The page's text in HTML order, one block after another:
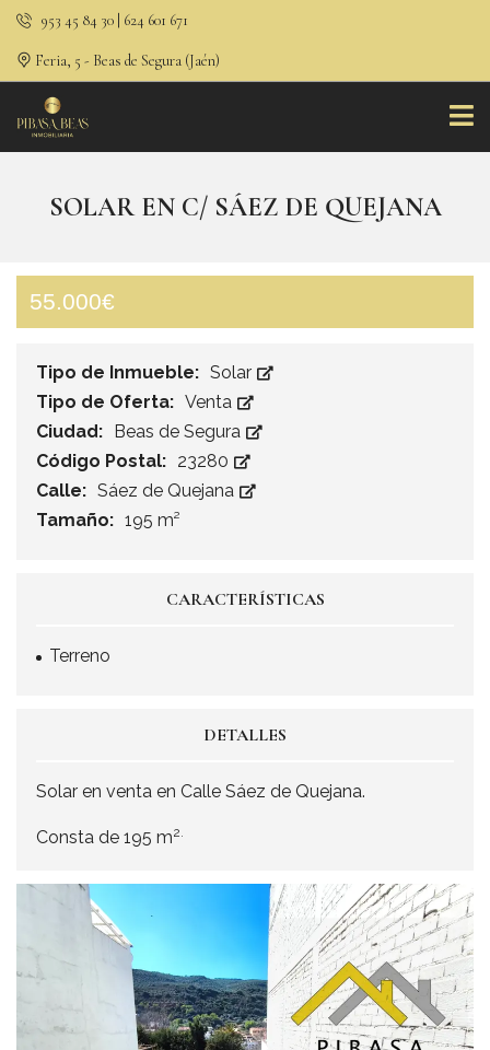
953 45 84 30 | 624 601 671
Feria, 5 - Beas de Segura (Jaén)
SOLAR EN C/ SÁEZ DE QUEJANA
55.000€
Tipo de Inmueble: Solar
Tipo de Oferta: Venta
Ciudad: Beas de Segura
Código Postal: 23280
Calle: Sáez de Quejana
Tamaño: 195 m²
CARACTERÍSTICAS
Terreno
DETALLES
Solar en venta en Calle Sáez de Quejana.
Consta de 195 m2.